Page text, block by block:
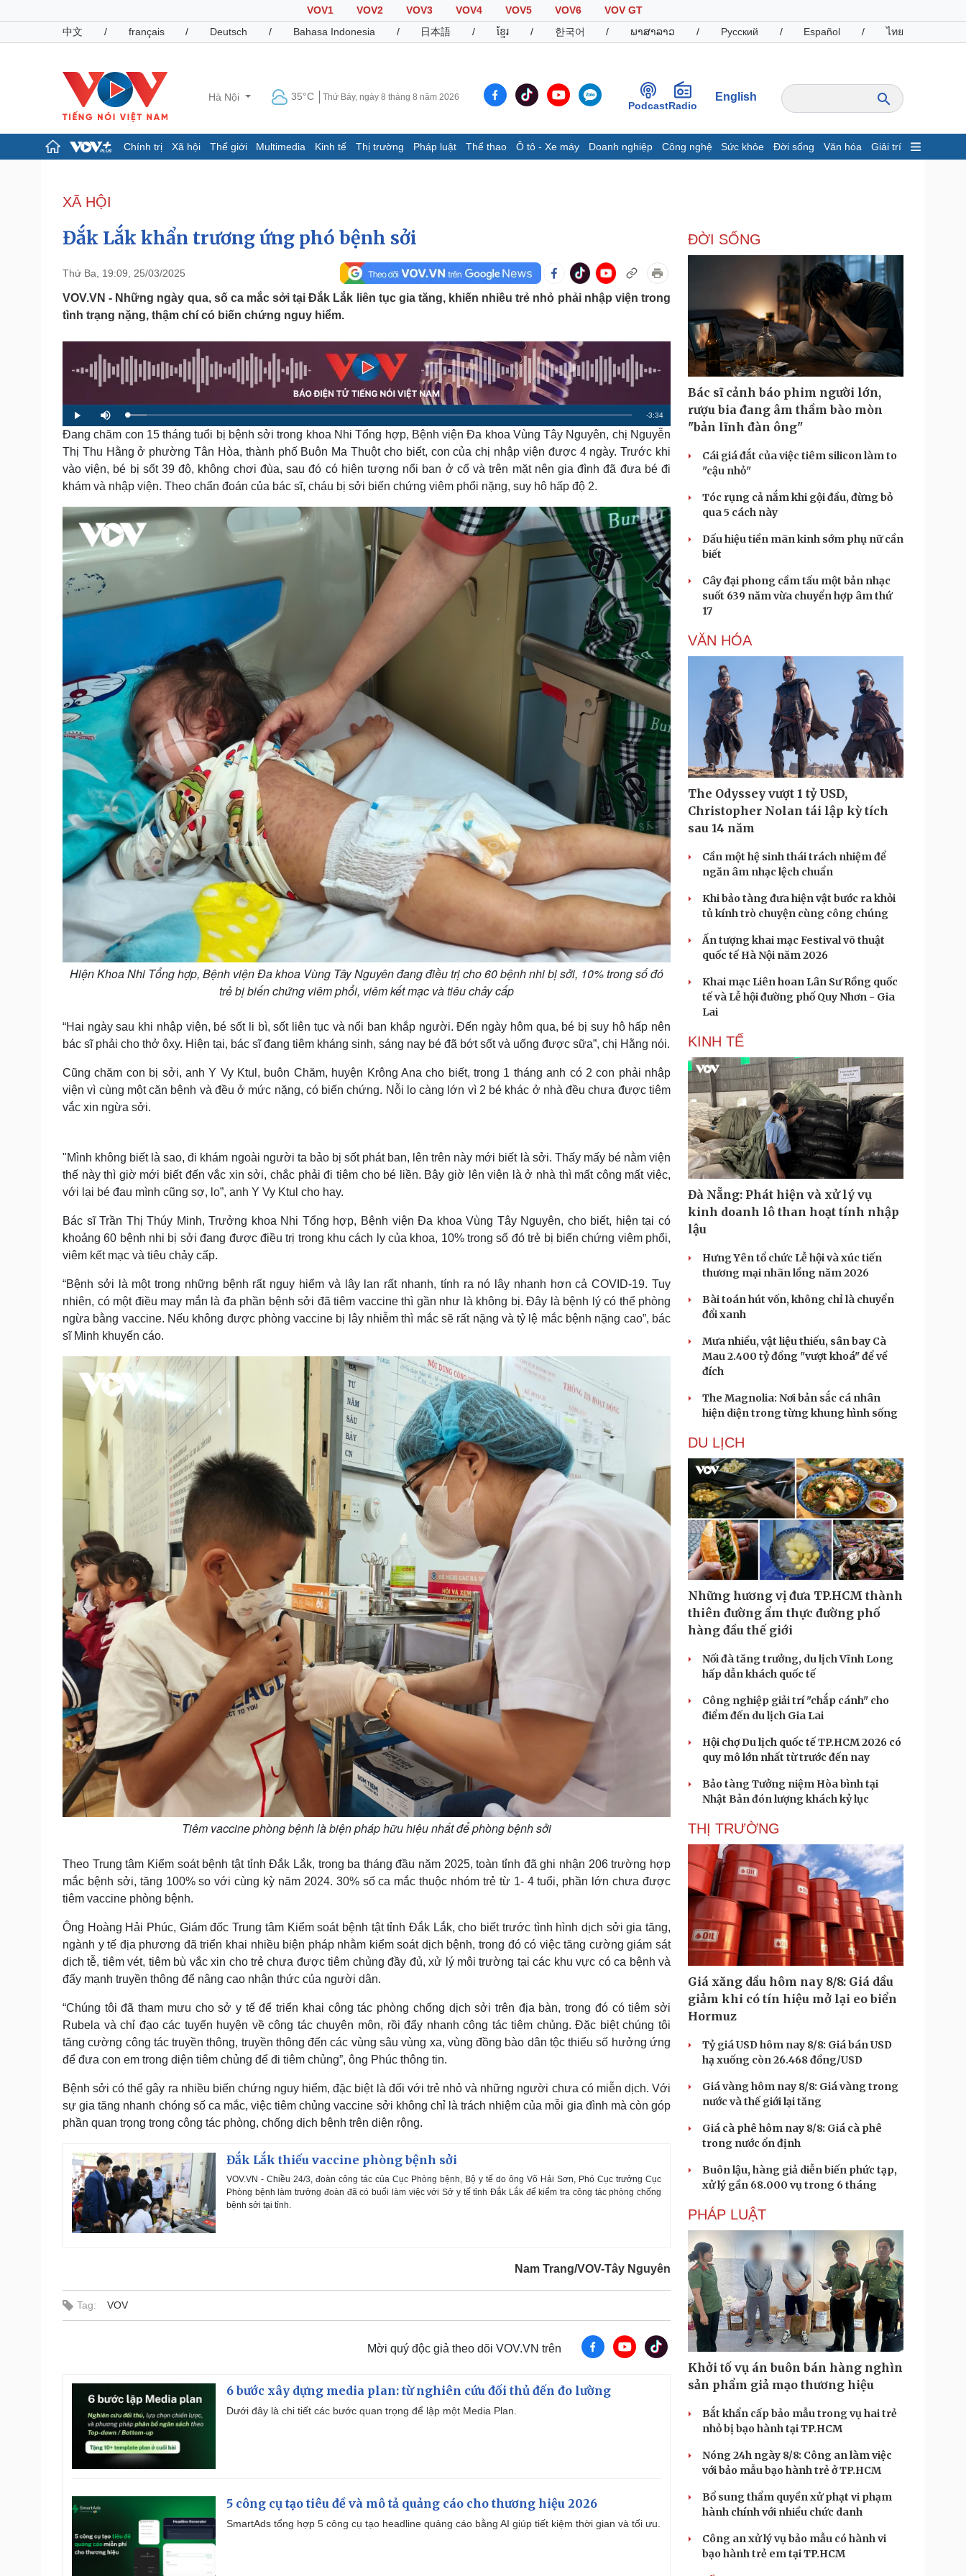
VOV1 VOV2 VOV3 VOV4 VOV5 VOV6
VOV GT
中文
/ français / Deutsch / Bahasa Indonesia / 日本語 / ខ្មែរ / 한국어 / ພາສາລາວ / Русский / Español / ไทย
Hà Nội 35°C Thứ Bảy, ngày 8 tháng 8 năm 2026
PodcastRadio
English
Chính trị Xã hội Thế giới Multimedia Kinh tế Thị trường Pháp luật Thể thao Ô tô - Xe máy Doanh nghiệp Công nghệ Sức khỏe Đời sống Văn hóa Giải trí
Đảng
Tổ chức nhân sự
Quốc hội
Nhận diện sự thật
Dấu ấn VOV
Giá cà phê
Pháp luật
Vụ án
Tư vấn luật
Quân sự - Quốc phòng
Vũ khí
Phân tích
Thể thao
Thế giới thể thao
eSports
Hậu trường
Ô tô - Xe máy
Tư vấn
Doanh nghiệp
Thông tin doanh nghiệp
Doanh nghiệp 24h
Doanh nhân
Vì cộng đồng
Công nghệ
Sành điệu
Tin Công nghệ
Trải nghiệm
Chuyển đổi số
Dinh dưỡng - món ngon
Cây thuốc
Sản phụ khoa
Nhi khoa
Nam khoa
Làm đẹp - giảm cân
Phòng mạch online
Ăn sạch sống khỏe
Nhà đẹp
Blog
Tình yêu - Gia đình
Văn hóa
Sân khấu - Điện ảnh
Văn học
Âm nhạc
Di sản
Nghệ sĩ
Thời trang
Sao Việt
Tư vấn
Săn Tour
check-in
Podcast
Đọc truyện đêm khuya
Cửa sổ tình yêu
Kể chuyện cho bé
Cải chính
XÃ HỘI
Đắk Lắk khẩn trương ứng phó bệnh sởi
Thứ Ba, 19:09, 25/03/2025
VOV.VN - Những ngày qua, số ca mắc sởi tại Đắk Lắk liên tục gia tăng, khiến nhiều trẻ nhỏ phải nhập viện trong
tình trạng nặng, thậm chí có biến chứng nguy hiểm.
P
l
a
y
M
u
t
e
L
o
a
d
e
d
3
.
8
2
R
e
m
n
i
T
m
e
-3:34
Đang chăm con 15 tháng tuổi bị bệnh sởi trong khoa Nhi Tổng hợp, Bệnh viện Đa khoa Vùng Tây Nguyên, chị Nguyễn
Thị Thu Hằng ở phường Tân Hòa, thành phố Buôn Ma Thuột cho biết, con của chị nhập viện được 4 ngày. Trước khi
vào viện, bé bị sốt 39 độ, không chơi đùa, sau đó có hiện tượng nổi ban ở cổ và trên mặt nên gia đình đã đưa bé đi
khám và nhập viện. Theo chẩn đoán của bác sĩ, cháu bị sởi biến chứng viêm phổi nặng, suy hô hấp độ 2.
Hiện Khoa Nhi Tổng hợp, Bệnh viện Đa khoa Vùng Tây Nguyên đang điều trị cho 60 bệnh nhi bị sởi, 10% trong số đó
trẻ bị biến chứng viêm phổi, viêm kết mạc và tiêu chảy cấp
“Hai ngày sau khi nhập viện, bé sốt li bì, sốt liên tục và nổi ban khắp người. Đến ngày hôm qua, bé bị suy hô hấp nên
bác sĩ phải cho thở ôxy. Hiện tại, bác sĩ đang tiêm kháng sinh, sáng nay bé đã bớt sốt và uống được sữa”, chị Hằng nói.
Cũng chăm con bị sởi, anh Y Vy Ktul, buôn Chăm, huyện Krông Ana cho biết, trong 1 tháng anh có 2 con phải nhập
viện vì cùng một căn bệnh và đều ở mức nặng, có biến chứng. Nỗi lo càng lớn vì 2 bé khác ở nhà đều chưa được tiêm
vắc xin ngừa sởi.
"Mình không biết là sao, đi khám ngoài người ta bảo bị sốt phát ban, lên trên này mới biết là sởi. Thấy mấy bé nằm viện
thế này thì giờ mới biết đến vắc xin sởi, chắc phải đi tiêm cho bé liền. Bây giờ lên viện là ở nhà thì mất công mất việc,
với lại bé đau mình cũng sợ, lo”, anh Y Vy Ktul cho hay.
Bác sĩ Trần Thị Thúy Minh, Trưởng khoa Nhi Tổng hợp, Bệnh viện Đa khoa Vùng Tây Nguyên, cho biết, hiện tại có
khoảng 60 bệnh nhi bị sởi đang được điều trị trong khu cách ly của khoa, 10% trong số đó trẻ bị biến chứng viêm phổi,
viêm kết mạc và tiêu chảy cấp.
“Bệnh sởi là một trong những bệnh rất nguy hiểm và lây lan rất nhanh, tính ra nó lây nhanh hơn cả COVID-19. Tuy
nhiên, có một điều may mắn là đa phần bệnh sởi đã tiêm vaccine thì gần như là không bị. Đây là bệnh lý có thể phòng
ngừa bằng vaccine. Nếu không được phòng vaccine bị lây nhiễm thì mắc sẽ rất nặng và tỷ lệ mắc bệnh nặng cao”, bác
sĩ Minh khuyến cáo.
Tiêm vaccine phòng bệnh là biện pháp hữu hiệu nhất để phòng bệnh sởi
Theo Trung tâm Kiểm soát bệnh tật tỉnh Đắk Lắk, trong ba tháng đầu năm 2025, toàn tỉnh đã ghi nhận 206 trường hợp
mắc bệnh sởi, tăng 100% so với cùng kỳ năm 2024. 30% số ca mắc thuộc nhóm trẻ từ 1- 4 tuổi, phần lớn chưa được
tiêm vaccine phòng bệnh.
Ông Hoàng Hải Phúc, Giám đốc Trung tâm Kiểm soát bệnh tật tỉnh Đắk Lắk, cho biết trước tình hình dịch sởi gia tăng,
ngành y tế địa phương đã triển khai nhiều biện pháp nhằm kiểm soát dịch bệnh, trong đó có việc tăng cường giám sát
dịch tễ, tiêm vét, tiêm bù vắc xin cho trẻ chưa được tiêm chủng đầy đủ, xử lý môi trường tại các khu vực có ca bệnh và
đẩy mạnh truyền thông để nâng cao nhận thức của người dân.
“Chúng tôi đã tham mưu cho sở y tế để triển khai công tác phòng chống dịch sởi trên địa bàn, trong đó có tiêm sởi
Rubela và chỉ đạo các tuyến huyện về công tác chuyên môn, rồi đẩy nhanh công tác tiêm chủng. Đặc biệt chúng tôi
tăng cường công tác truyền thông, truyền thông đến các vùng sâu vùng xa, vùng đồng bào dân tộc thiểu số hưởng ứng
để đưa con em trong diện tiêm chủng để đi tiêm chủng”, ông Phúc thông tin.
Bệnh sởi có thể gây ra nhiều biến chứng nguy hiểm, đặc biệt là đối với trẻ nhỏ và những người chưa có miễn dịch. Với
sự gia tăng nhanh chóng số ca mắc, việc tiêm chủng vaccine sởi không chỉ là trách nhiệm của mỗi gia đình mà còn góp
phần quan trọng trong công tác phòng, chống dịch bệnh trên diện rộng.
Đắk Lắk thiếu vaccine phòng bệnh sởi
VOV.VN - Chiều 24/3, đoàn công tác của Cục Phòng bệnh, Bộ y tế do ông Võ Hải Sơn, Phó Cục trưởng Cục
Phòng bệnh làm trưởng đoàn đã có buổi làm việc với Sở y tế tỉnh Đắk Lắk để kiểm tra công tác phòng chống
bệnh sởi tại tỉnh.
Nam Trang/VOV-Tây Nguyên
Tag: VOV
Mời quý độc giả theo dõi VOV.VN trên
6 bước xây dựng media plan: từ nghiên cứu đối thủ đến đo lường
Dưới đây là chi tiết các bước quan trọng để lập một Media Plan.
5 công cụ tạo tiêu đề và mô tả quảng cáo cho thương hiệu 2026
SmartAds tổng hợp 5 công cụ tạo headline quảng cáo bằng AI giúp tiết kiệm thời gian và tối ưu.
ĐỜI SỐNG
Bác sĩ cảnh báo phim người lớn,
rượu bia đang âm thầm bào mòn
"bản lĩnh đàn ông"
Cái giá đắt của việc tiêm silicon làm to
"cậu nhỏ"
Tóc rụng cả nắm khi gội đầu, đừng bỏ
qua 5 cách này
Dấu hiệu tiền mãn kinh sớm phụ nữ cần
biết
Cây đại phong cầm tấu một bản nhạc
suốt 639 năm vừa chuyển hợp âm thứ
17
VĂN HÓA
The Odyssey vượt 1 tỷ USD,
Christopher Nolan tái lập kỳ tích
sau 14 năm
Cần một hệ sinh thái trách nhiệm để
ngăn âm nhạc lệch chuẩn
Khi bảo tàng đưa hiện vật bước ra khỏi
tủ kính trò chuyện cùng công chúng
Ấn tượng khai mạc Festival võ thuật
quốc tế Hà Nội năm 2026
Khai mạc Liên hoan Lân Sư Rồng quốc
tế và Lễ hội đường phố Quy Nhơn - Gia
Lai
KINH TẾ
Đà Nẵng: Phát hiện và xử lý vụ
kinh doanh lô than hoạt tính nhập
lậu
Hưng Yên tổ chức Lễ hội và xúc tiến
thương mại nhãn lồng năm 2026
Bài toán hút vốn, không chỉ là chuyển
đổi xanh
Mưa nhiều, vật liệu thiếu, sân bay Cà
Mau 2.400 tỷ đồng "vượt khoá" để về
đích
The Magnolia: Nơi bản sắc cá nhân
hiện diện trong từng khung hình sống
DU LỊCH
Những hương vị đưa TP.HCM thành
thiên đường ẩm thực đường phố
hàng đầu thế giới
Nối đà tăng trưởng, du lịch Vĩnh Long
hấp dẫn khách quốc tế
Công nghiệp giải trí "chắp cánh" cho
điểm đến du lịch Gia Lai
Hội chợ Du lịch quốc tế TP.HCM 2026 có
quy mô lớn nhất từ trước đến nay
Bảo tàng Tưởng niệm Hòa bình tại
Nhật Bản đón lượng khách kỷ lục
THỊ TRƯỜNG
Giá xăng dầu hôm nay 8/8: Giá dầu
giảm khi có tín hiệu mở lại eo biển
Hormuz
Tỷ giá USD hôm nay 8/8: Giá bán USD
hạ xuống còn 26.468 đồng/USD
Giá vàng hôm nay 8/8: Giá vàng trong
nước và thế giới lại tăng
Giá cà phê hôm nay 8/8: Giá cà phê
trong nước ổn định
Buôn lậu, hàng giả diễn biến phức tạp,
xử lý gần 68.000 vụ trong 6 tháng
PHÁP LUẬT
Khởi tố vụ án buôn bán hàng nghìn
sản phẩm giả mạo thương hiệu
Bắt khẩn cấp bảo mẫu trong vụ hai trẻ
nhỏ bị bạo hành tại TP.HCM
Nóng 24h ngày 8/8: Công an làm việc
với bảo mẫu bạo hành trẻ ở TP.HCM
Bổ sung thẩm quyền xử phạt vi phạm
hành chính với nhiều chức danh
Công an xử lý vụ bảo mẫu có hành vi
bạo hành trẻ em tại TP.HCM